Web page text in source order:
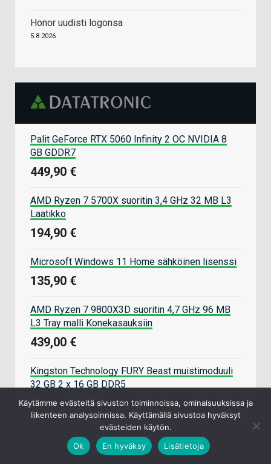
Honor uudisti logonsa
5.8.2026
Palit GeForce RTX 5060 Infinity 2 OC NVIDIA 8
GB GDDR7
449,90 €
AMD Ryzen 7 5700X suoritin 3,4 GHz 32 MB L3
Laatikko
194,90 €
Microsoft Windows 11 Home sähköinen lisenssi
135,90 €
AMD Ryzen 7 9800X3D suoritin 4,7 GHz 96 MB
L3 Tray malli Konekasauksiin
439,00 €
Kingston Technology FURY Beast muistimoduuli
32 GB 2 x 16 GB DDR5
519,90 €
Datatronic pelikoneet
Käytämme evästeitä sivuston toiminnoissa, ominaisuuksissa ja
liikenteen analysoinnissa. Käyttämällä sivustoa hyväksyt
evästeiden käytön.
Ok
En hyväksy Lisätietoja